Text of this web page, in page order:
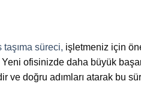
süreci, işletmeniz için
ofisinizde daha büyük
ve doğru adımları atarak bu